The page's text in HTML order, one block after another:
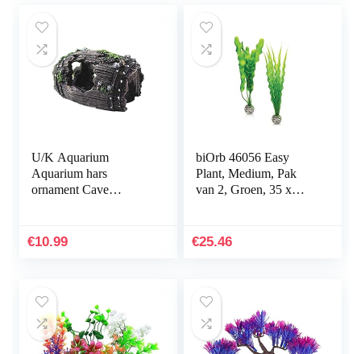
U/K Aquarium
Aquarium hars
ornament Cave
decor zwart M
€10.99
biOrb 46056 Easy
Plant, Medium, Pak
van 2, Groen, 35 x
€25.46